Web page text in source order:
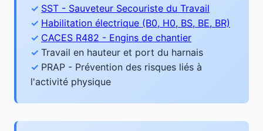
SST - Sauveteur Secouriste du Travail
Habilitation électrique (B0, H0, BS, BE, BR)
CACES R482 - Engins de chantier
Travail en hauteur et port du harnais
PRAP - Prévention des risques liés à
l'activité physique